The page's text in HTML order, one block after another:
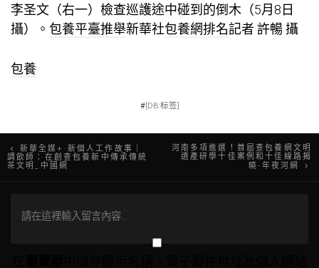
李圣文（右一）檢查巡護途中碰到的倒木（5月8日
攝）。 包養平臺推舉新華社包養網排名記者 許暢 攝
包養
#[DB:标签]
文
章
導
新華全媒+·新個人工作故事｜
調飲師：在創查包養新中傳承傳統
茶文明_中國網
河南多項進選！首屆查包養網文明
遺產研學十佳案例和十佳線路揭
曉-年夜河網